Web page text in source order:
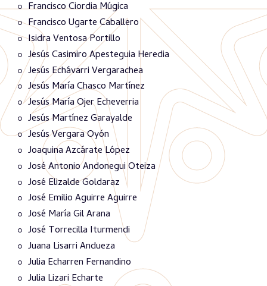
Francisco Ciordia Múgica
Francisco Ugarte Caballero
Isidra Ventosa Portillo
Jesús Casimiro Apesteguia Heredia
Jesús Echávarri Vergarachea
Jesús María Chasco Martínez
Jesús María Ojer Echeverria
Jesús Martínez Garayalde
Jesús Vergara Oyón
Joaquina Azcárate López
José Antonio Andonegui Oteiza
José Elizalde Goldaraz
José Emilio Aguirre Aguirre
José María Gil Arana
José Torrecilla Iturmendi
Juana Lisarri Andueza
Julia Echarren Fernandino
Julia Lizari Echarte